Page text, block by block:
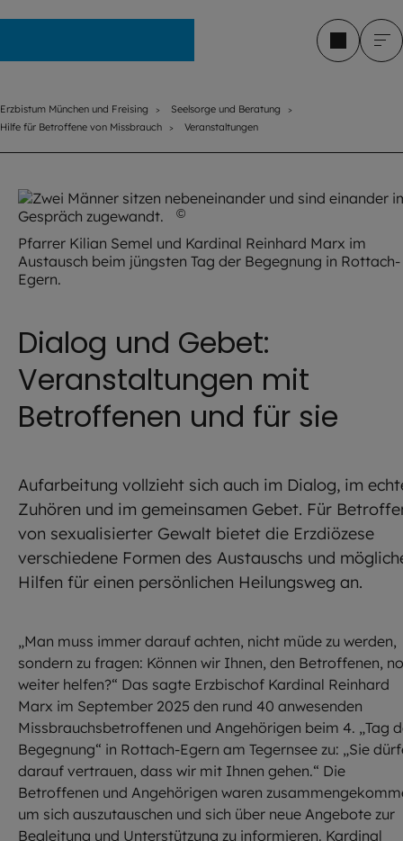
Erzbistum München und Freising
Seelsorge und Beratung
Hilfe für Betroffene von Missbrauch
Veranstaltungen
©
Pfarrer Kilian Semel und Kardinal Reinhard Marx im
Austausch beim jüngsten Tag der Begegnung in Rottach-
Egern.
Dialog und Gebet:
Veranstaltungen mit
Betroffenen und für sie
Aufarbeitung vollzieht sich auch im Dialog, im
Zuhören und im gemeinsamen Gebet. Für
von sexualisierter Gewalt bietet die Erzdiözese
verschiedene Formen des Austauschs und
Hilfen für einen persönlichen Heilungsweg an.
„Man muss immer darauf achten, nicht müde zu werden,
sondern zu fragen: Können wir Ihnen, den Betroffenen,
weiter helfen?“ Das sagte Erzbischof Kardinal Reinhard
Marx im September 2025 den rund 40 anwesenden
Missbrauchsbetroffenen und Angehörigen beim 4. „Tag
Begegnung“ in Rottach-Egern am Tegernsee zu: „Sie
darauf vertrauen, dass wir mit Ihnen gehen.“ Die
Betroffenen und Angehörigen waren
um sich auszutauschen und sich über neue Angebote zur
Begleitung und Unterstützung zu informieren. Kardinal